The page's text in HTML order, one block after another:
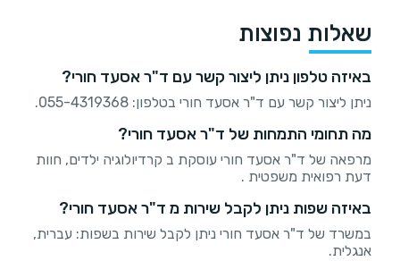
שאלות נפוצות
באיזה טלפון ניתן ליצור קשר עם ד"ר אסעד חורי?
ניתן ליצור קשר עם ד"ר אסעד חורי בטלפון: 055-4319368.
מה תחומי התמחות של ד"ר אסעד חורי?
מרפאה של ד"ר אסעד חורי עוסקת ב קרדיולוגיה ילדים, חוות
דעת רפואית משפטית .
באיזה שפות ניתן לקבל שירות מ ד"ר אסעד חורי?
במשרד של ד"ר אסעד חורי ניתן לקבל שירות בשפות: עברית,
אנגלית.